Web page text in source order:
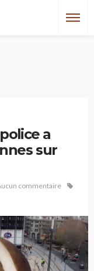
a
sur
commentaire